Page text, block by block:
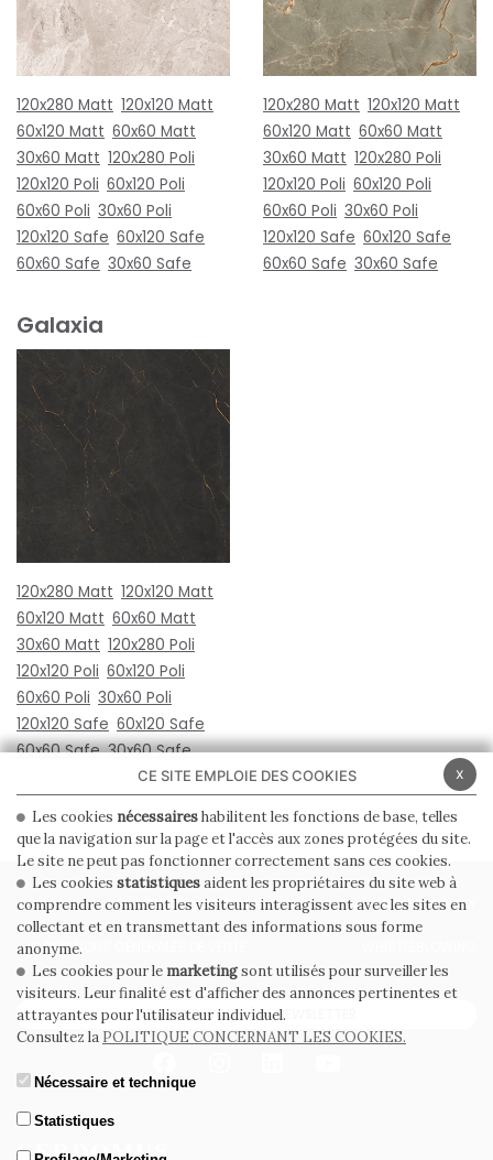
120x280 Matt 120x120 Matt
60x120 Matt 60x60 Matt
30x60 Matt 120x280 Poli
120x120 Poli 60x120 Poli
60x60 Poli 30x60 Poli
120x120 Safe 60x120 Safe
60x60 Safe 30x60 Safe
120x280 Matt 120x120 Matt
60x120 Matt 60x60 Matt
30x60 Matt 120x280 Poli
120x120 Poli 60x120 Poli
60x60 Poli 30x60 Poli
120x120 Safe 60x120 Safe
60x60 Safe 30x60 Safe
Galaxia
120x280 Matt 120x120 Matt
60x120 Matt 60x60 Matt
30x60 Matt 120x280 Poli
120x120 Poli 60x120 Poli
60x60 Poli 30x60 Poli
120x120 Safe 60x120 Safe
60x60 Safe 30x60 Safe
PRIVACY POLICY COOKIE POLICY
CONDITIONS GÉNÉRALES DE VENTE
ABONNEZ-VOUS À LA NEWSLETTER
x
CE SITE EMPLOIE DES COOKIES
Les cookies nécessaireshabilitent les fonctions de base, telles
que la navigation sur la page et l'accès aux zones protégées du site.
Le site ne peut pas fonctionner correctement sans ces cookies.
Les cookies statistiquesaident les propriétaires du site web à
comprendre comment les visiteurs interagissent avec les sites en
collectant et en transmettant des informations sous forme
anonyme.
Les cookies pour le marketingsont utilisés pour surveiller les
visiteurs. Leur finalité est d'afficher des annonces pertinentes et
attrayantes pour l'utilisateur individuel.
Consultez la POLITIQUE CONCERNANT LES COOKIES.
Nécessaire et technique
Statistiques